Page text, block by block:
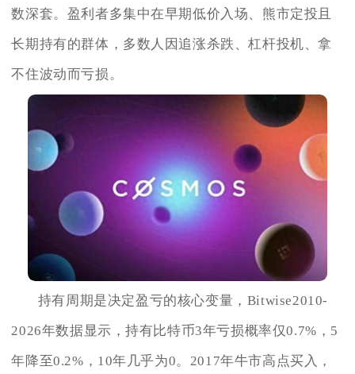
数深套。盈利者多集中在早期低价入场、熊市定投且
长期持有的群体，多数人因追涨杀跌、杠杆投机、拿
不住波动而亏损。
持有周期是决定盈亏的核心变量，Bitwise2010-
2026年数据显示，持有比特币3年亏损概率仅0.7%，5
年降至0.2%，10年几乎为0。2017年牛市高点买入，